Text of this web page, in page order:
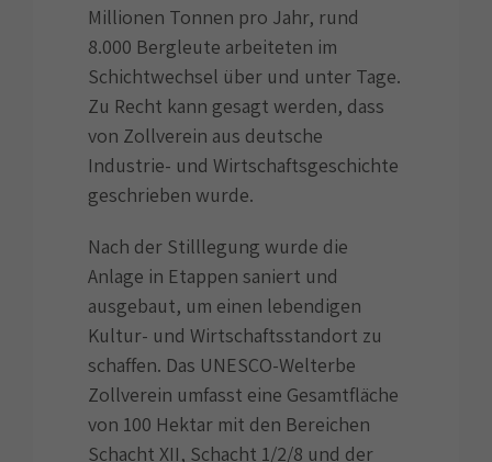
Millionen Tonnen pro Jahr, rund
8.000 Bergleute arbeiteten im
Schichtwechsel über und unter Tage.
Zu Recht kann gesagt werden, dass
von Zollverein aus deutsche
Industrie- und Wirtschaftsgeschichte
geschrieben wurde.
Nach der Stilllegung wurde die
Anlage in Etappen saniert und
ausgebaut, um einen lebendigen
Kultur- und Wirtschaftsstandort zu
schaffen. Das UNESCO-Welterbe
Zollverein umfasst eine Gesamtfläche
von 100 Hektar mit den Bereichen
Schacht XII, Schacht 1/2/8 und der